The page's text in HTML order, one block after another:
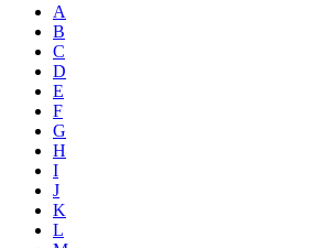
A
B
C
D
E
F
G
H
I
J
K
L